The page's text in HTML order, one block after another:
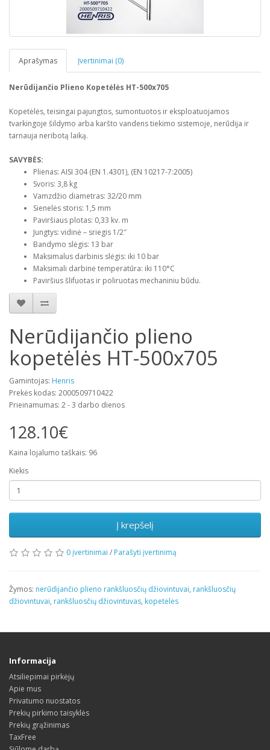
Aprašymas Įvertinimai (0)
Nerūdijančio Plieno Kopetėlės HT-500x705
Kopetėlės, teisingai pajungtos, sumontuotos ir eksploatuojamos
tvarkingoje šildymo arba karšto vandens tiekimo sistemoje, nerūdija ir
tarnauja neribotą laiką.
SAVYBĖS:
Plienas: AISI 304 (EN 1.4301), (EN 10217-7:2005)
Svoris: 3,8 kg
Vamzdžio diametras: 32/20 mm
Sienelės storis: 1,5 mm
Paviršiaus plotas: 0,33 kv. m
Jungtys: vidinė – sriegis 1/2″
Bandymo slėgis: 13 bar
Maksimalus darbinis slėgis: iki 10 bar
Maksimali darbinė temperatūra: iki 110°C
Paviršius šlifuotas ir poliruotas mechaniniu būdu.
Nerūdijančio plieno
kopetėlės HT-500x705
Gamintojas: Henris
Prekės kodas: 2000509710422
Prieinamumas: 2 - 3 darbo dienos
128.10€
Kaina lojalumo taškais: 96
Kiekis
Į krepšelį
0 įvertinimai / Parašyti įvertinimą
Žymos: nerūdijančio plieno rankšluosčių džiovintuvai, rankšluosčių
džiovintuvai, rankšluosčių džiovintuvas, kopetėlės
Informacija
Atsiliepimai pirkėjų
Apie mus
Privatumo nuostatos
Prekių pirkimo taisyklės
Prekių grąžinimas
TaxFree